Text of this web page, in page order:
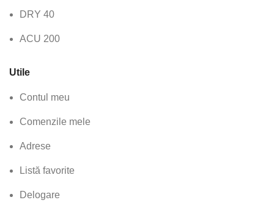
DRY 40
ACU 200
Utile
Contul meu
Comenzile mele
Adrese
Listă favorite
Delogare